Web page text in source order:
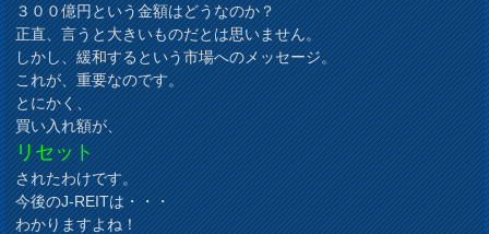
３００億円という金額はどうなのか？
正直、言うと大きいものだとは思いません。
しかし、緩和するという市場へのメッセージ。
これが、重要なのです。
とにかく、
買い入れ額が、
リセット
されたわけです。
今後のJ-REITは・・・
わかりますよね！